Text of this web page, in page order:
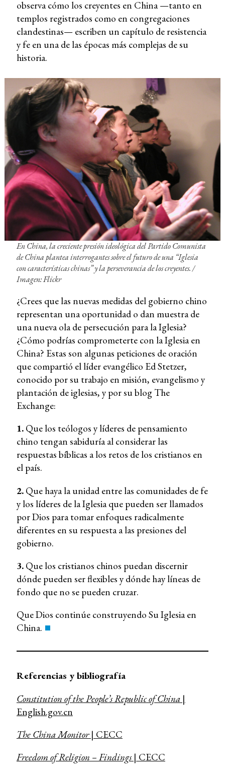
observa cómo los creyentes en China —tanto en
templos registrados como en congregaciones
clandestinas— escriben un capítulo de resistencia
y fe en una de las épocas más complejas de su
historia.
En China, la creciente presión ideológica del Partido Comunista
de China plantea interrogantes sobre el futuro de una “Iglesia
con características chinas” y la perseverancia de los creyentes. /
Imagen: Flickr
¿Crees que las nuevas medidas del gobierno chino
representan una oportunidad o dan muestra de
una nueva ola de persecución para la Iglesia?
¿Cómo podrías comprometerte con la Iglesia en
China? Estas son algunas peticiones de oración
que compartió el líder evangélico Ed Stetzer,
conocido por su trabajo en misión, evangelismo y
plantación de iglesias, y por su blog The
Exchange:
1.Que los teólogos y líderes de pensamiento
chino tengan sabiduría al considerar las
respuestas bíblicas a los retos de los cristianos en
el país.
2.Que haya la unidad entre las comunidades de fe
y los líderes de la Iglesia que pueden ser llamados
por Dios para tomar enfoques radicalmente
diferentes en su respuesta a las presiones del
gobierno.
3.Que los cristianos chinos puedan discernir
dónde pueden ser flexibles y dónde hay líneas de
fondo que no se pueden cruzar.
Que Dios continúe construyendo Su Iglesia en
China.
Referencias y bibliografía
Constitution of the People’s Republic of China|
English.gov.cn
The China Monitor| CECC
Freedom of Religion – Findings| CECC